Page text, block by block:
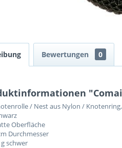
Bewertungen 0
/ Nest aus Nylon /
Oberfläche
Durchmesser
g schwer